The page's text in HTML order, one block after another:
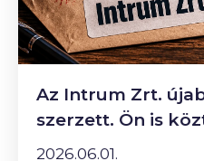
Az Intrum Zrt.
szerzett. Ön is
2026.06.01.